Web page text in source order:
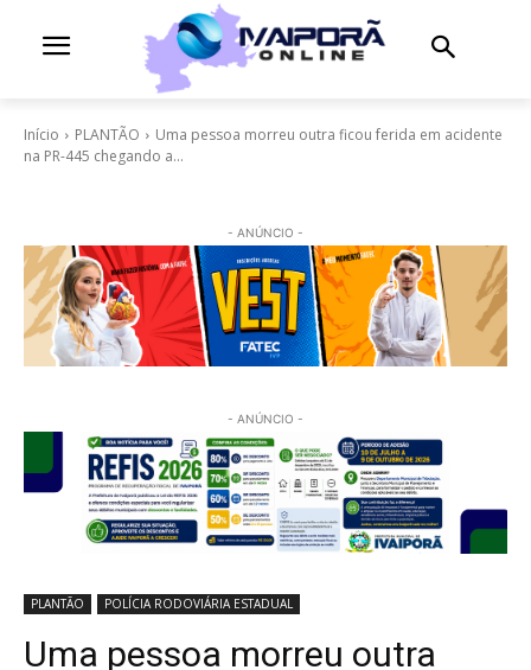
Início PLANTÃO
Uma pessoa morreu outra ficou ferida em acidente
na PR-445 chegando a...
- ANÚNCIO -
- ANÚNCIO -
PLANTÃO POLÍCIA RODOVIÁRIA ESTADUAL
Uma pessoa morreu outra